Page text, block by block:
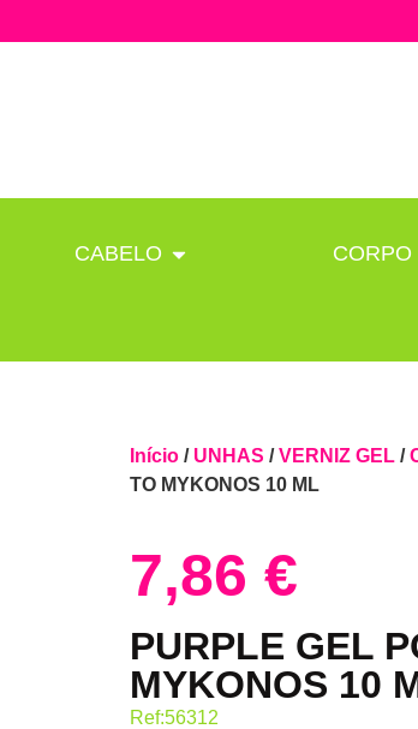
CABELO CORPO
Início/ UNHAS /VERNIZ GEL/
TO MYKONOS 10 ML
7,86 €
PURPLE GEL
MYKONOS 10
Ref:56312